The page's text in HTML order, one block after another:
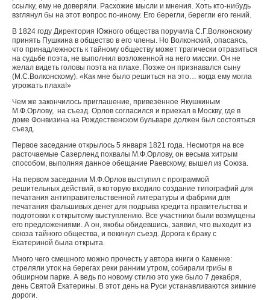
ссылку, ему не доверяли. Расхожие мысли и мнения. Хоть кто-нибудь
взглянул бы на этот вопрос по-иному. Его берегли, берегли его гений.
В 1824 году Директория Южного общества поручила С.Г.Волконскому
принять Пушкина в общество в его члены. Но Волконский, опасаясь,
что принадлежность к тайному обществу может трагически отразиться
на судьбе поэта, не выполнил возложенной на него миссии. Он не
желал видеть головы поэта на плахе. Позже он признавался сыну
(М.С.Волконскому). «Как мне было решиться на это… когда ему могла
угрожать плаха!»
Чем же закончилось приглашение, привезённое Якушкиным
М.Ф.Орлову, на съезд. Орлов согласился и приехал в Москву, где в
доме Фонвизина на Рождественском бульваре должен был состояться
съезд.
Первое заседание открылось 5 января 1821 года. Несмотря на все
расточаемые Сазерленд похвалы М.Ф.Орлову, он весьма хитрым
способом, выполняя данное обещание Раевскому, вышел из Союза.
На первом заседании М.Ф.Орлов выступил с программой
решительных действий, в которую входило создание типографий для
печатания антиправительственной литературы и фабрики для
печатания фальшивых денег для подрыва кредита правительства и
подготовки к открытому выступлению. Все участники были возмущены
его предложениями. А он, якобы обидевшись, заявил, что выходит из
союза тайного общества, и покинул съезд. Дорога к браку с
Екатериной была открыта.
Много чего смешного можно прочесть у автора книги о Каменке:
стреляли уток на берегах реки ранним утром, собирали грибы в
обширном парке. А ведь по новому стилю это уже было 7 декабря,
день Святой Екатерины. В этот день на Руси устанавливаются зимние
дороги.